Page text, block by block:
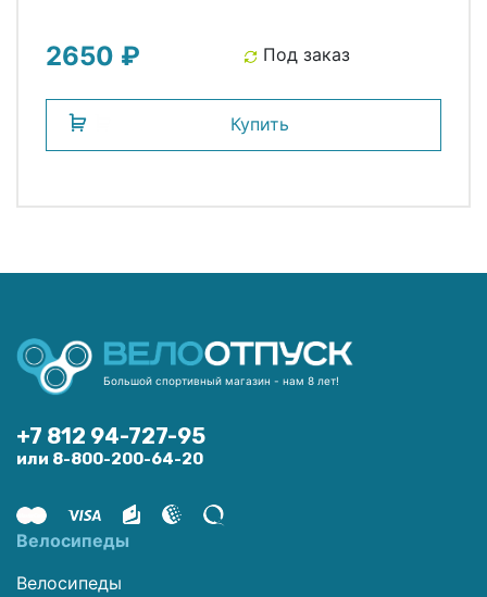
2650 ₽ Под заказ
Купить
Большой спортивный магазин - нам 8 лет!
+7 812 94-727-95
или 8-800-200-64-20
Велосипеды
Велосипеды